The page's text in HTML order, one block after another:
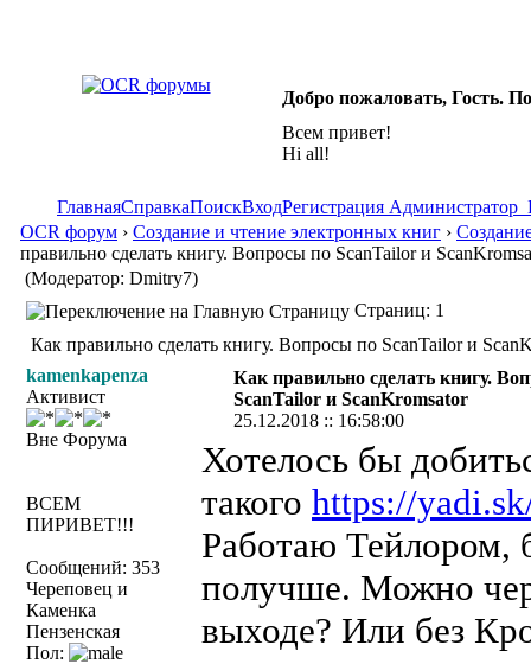
Добро пожаловать, Гость.
Всем привет!
Hi all!
ГлавнаяСправкаПоискВходРегистрация Администратор
OCR форум › Создание и чтение электронных книг ›
правильно сделать книгу. Вопросы по ScanTailor и
(Модератор: Dmitry7)
Страниц: 1
Как правильно сделать книгу. Вопросы по ScanTailor и
kamenkapenza
Активист
Вне Форума
ВСЕМ
ПИРИВЕТ!!!
Сообщений: 353
Череповец и
Каменка
Пензенская
Пол:
Как правильно сделать книгу.
ScanTailor и ScanKromsator
25.12.2018 :: 16:58:00
Хотелось бы
такого https://
Работаю Тейлором,
получше. Можно
выходе? Или без